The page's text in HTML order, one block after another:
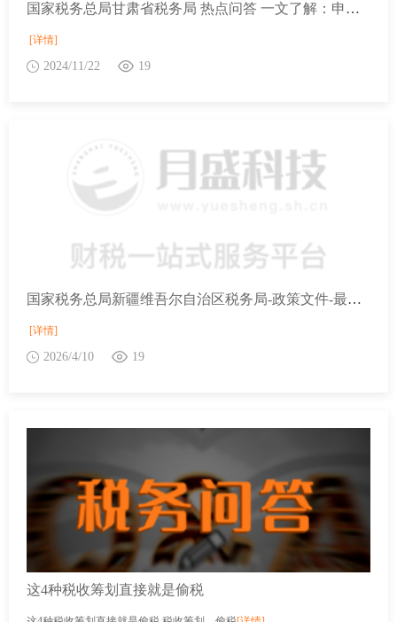
国家税务总局甘肃省税务局 热点问答 一文了解：申请费、发明专利申请实质审查费、年费和复审费减免政策
[详情]
2024/11/22 19
国家税务总局新疆维吾尔自治区税务局-政策文件-最新文件-财政部 税务总局关于“母亲健康快车”项目第十八批流动医疗车免征车辆购置税的通知
[详情]
2026/4/10 19
这4种税收筹划直接就是偷税